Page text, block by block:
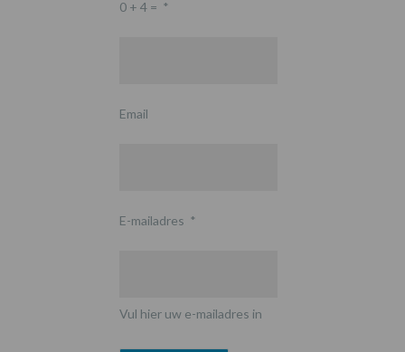
0 + 4 = *
Email
E-mailadres *
Vul hier uw e-mailadres in